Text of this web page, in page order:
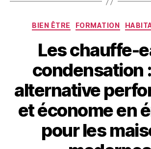
BIEN ÊTRE FORMATION
Les chauffe-
condensation
alternative
et économe en
pour les